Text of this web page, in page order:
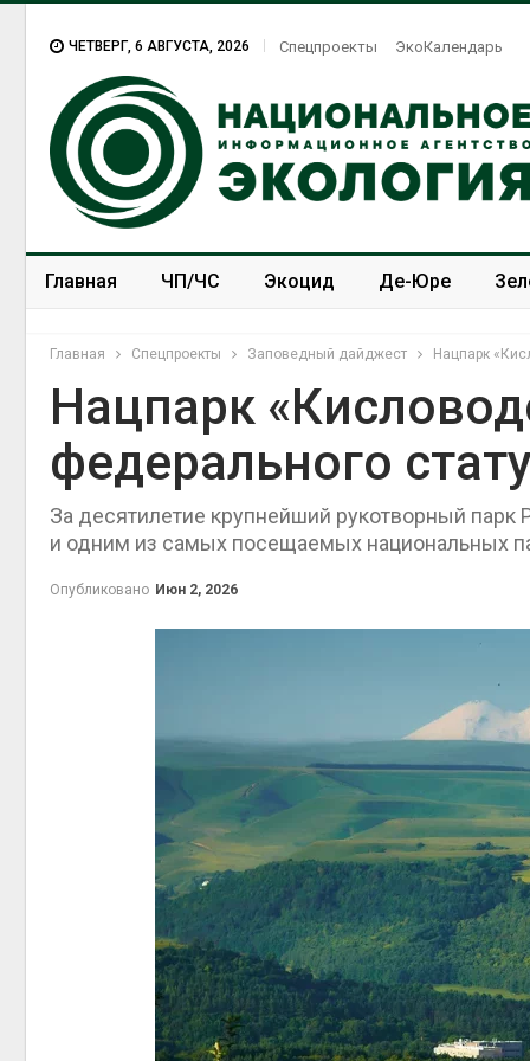
ЧЕТВЕРГ, 6 АВГУСТА, 2026 Спецпроекты ЭкоКалендарь
Главная ЧП/ЧС Экоцид Де-Юре
Главная Спецпроекты Заповедный дайджест Нацпарк
Нацпарк
федерального
За десятилетие крупнейший рукотворный
и одним из самых посещаемых национальных
Опубликовано Июн 2, 2026
Авг 5,
Авг 5,
Авг 5,